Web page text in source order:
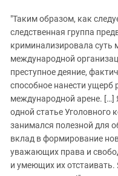
"Таким образом, как
следственная группа
криминализировала суть
международной
преступное деяние,
способное нанести ущерб
международной арене.
одной статье Уголовного
занимался полезной для
вклад в формирование
уважающих права и
и умеющих их отстаивать.